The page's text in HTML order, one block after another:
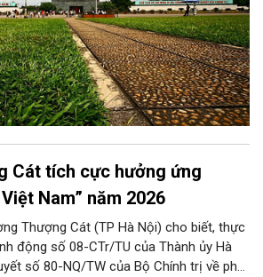
Cát tích cực hưởng ứng
Nam” năm 2026
Thượng Cát (TP Hà Nội) cho biết, thực
động số 08-CTr/TU của Thành ủy Hà
số 80-NQ/TW của Bộ Chính trị về phát